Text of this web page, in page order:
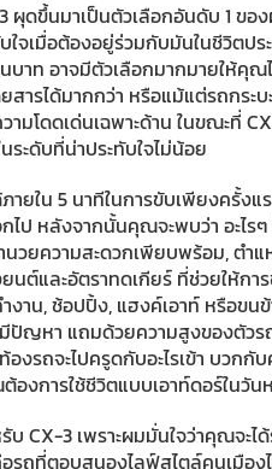
ดขึ้นมาเป็นตัวเลือกอันดับ 1 ของ
จเมื่อต้องอยู่ร่วมกับมันในชีวิตปร
าท อาจมีตัวเลือกมากมายให้คุณ
ารได้มากกว่า หรือแม้แต่รถกระ
ามโดดเด่นเฉพาะด้าน ในขณะที่
ะดับที่น่าประทับใจไม่น้อย
ยใน 5 นาทีในการขับเพียงครั้งแ
ป หลังจากนั้นคุณจะพบว่า อะไรๆ
ยความสะดวกเพียบพร้อม, ตำแ
ต์และอัตราทดเกียร์ ที่ช่วยให้การ
งาน, ช้อปปิ้ง, แฮงค์เอาท์ หรือข
มีปัญหา แถมด้วยความสูงของตัว
งรถจะไปครูดกับอะไรเข้า บวก
งการใช้ชีวิตแบบเอาท์ดอร์ในวั
บ CX-3 เพราะผมมั่นใจว่าคุณจะ
ถที่ตอบสนองไลฟ์สไตล์คนเมือง